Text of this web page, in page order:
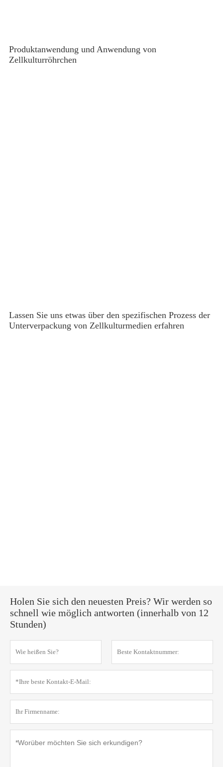
Produktanwendung und Anwendung von
Zellkulturröhrchen
Lassen Sie uns etwas über den spezifischen Prozess der
Unterverpackung von Zellkulturmedien erfahren
Holen Sie sich den neuesten Preis? Wir werden so
schnell wie möglich antworten (innerhalb von 12
Stunden)